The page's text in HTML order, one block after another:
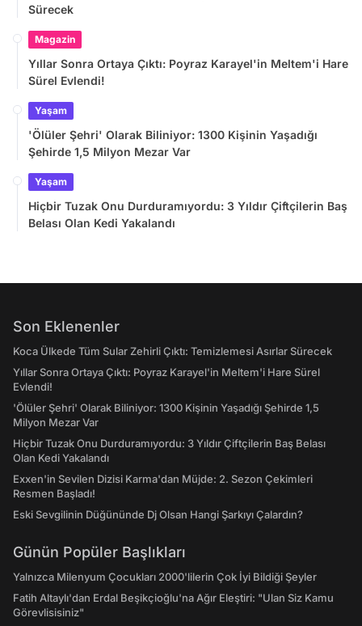
Sürecek
Magazin
Yıllar Sonra Ortaya Çıktı: Poyraz Karayel'in Meltem'i Hare
Sürel Evlendi!
Yaşam
'Ölüler Şehri' Olarak Biliniyor: 1300 Kişinin Yaşadığı
Şehirde 1,5 Milyon Mezar Var
Yaşam
Hiçbir Tuzak Onu Durduramıyordu: 3 Yıldır Çiftçilerin Baş
Belası Olan Kedi Yakalandı
Son Eklenenler
Koca Ülkede Tüm Sular Zehirli Çıktı: Temizlemesi Asırlar Sürecek
Yıllar Sonra Ortaya Çıktı: Poyraz Karayel'in Meltem'i Hare Sürel
Evlendi!
'Ölüler Şehri' Olarak Biliniyor: 1300 Kişinin Yaşadığı Şehirde 1,5
Milyon Mezar Var
Hiçbir Tuzak Onu Durduramıyordu: 3 Yıldır Çiftçilerin Baş Belası
Olan Kedi Yakalandı
Exxen'in Sevilen Dizisi Karma'dan Müjde: 2. Sezon Çekimleri
Resmen Başladı!
Eski Sevgilinin Düğününde Dj Olsan Hangi Şarkıyı Çalardın?
Günün Popüler Başlıkları
Yalnızca Milenyum Çocukları 2000'lilerin Çok İyi Bildiği Şeyler
Fatih Altaylı'dan Erdal Beşikçioğlu'na Ağır Eleştiri: "Ulan Siz Kamu
Görevlisisiniz"